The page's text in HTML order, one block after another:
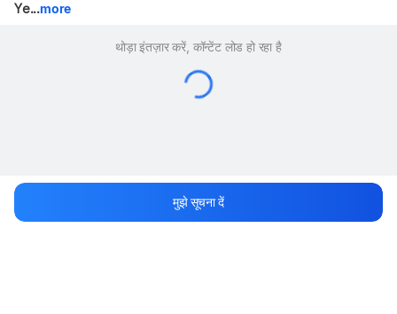
Ye...more
थोड़ा इंतज़ार करें, कॉन्टेंट लोड हो रहा है
मुझे सूचना दें